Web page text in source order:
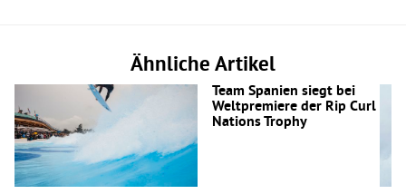
Ähnliche Artikel
Team Spanien siegt bei
Weltpremiere der Rip Curl
Nations Trophy